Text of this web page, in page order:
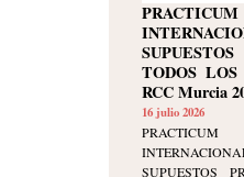
TODOS
RCC Murcia
16 julio 2026
SUPUESTOS